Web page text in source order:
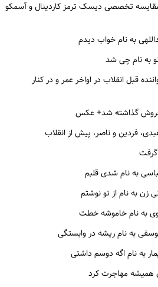
تخصصی دیسک ترمز کاردینال و آسمکو
به نام خواب دیدم
به نام چی شد
قبل انقلاب در اواخر عمر و در کنار
فروش گذاشته شد+ عکس
فردین و ناصر، پیش از انقلاب
گرفت
به نام شدی قلبم
زن به نام از تو نوشتم
به نام خاموشه خطت
به نام ریشه در وابستگی
به نام اگه دوسم داشتی
همیشه مهاجرت کرد